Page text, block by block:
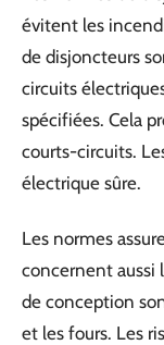
évitent les
de disjoncteurs
circuits
spécifiées. Cela
courts-circuits.
électrique sûre.
Les normes
concernent aussi
de conception
et les fours. Les